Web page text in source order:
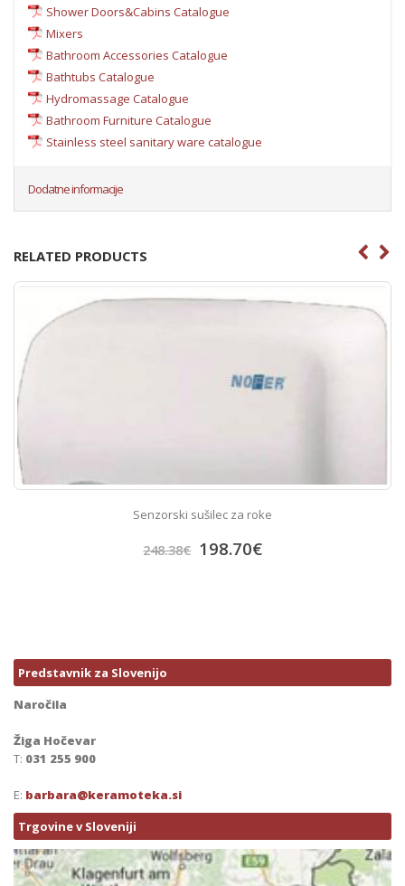
Shower Doors&Cabins Catalogue
Mixers
Bathroom Accessories Catalogue
Bathtubs Catalogue
Hydromassage Catalogue
Bathroom Furniture Catalogue
Stainless steel sanitary ware catalogue
Dodatne informacije
RELATED PRODUCTS
Senzorski sušilec za roke
248.38€ 198.70€
Predstavnik za Slovenijo
Naročila
Žiga Hočevar
T: 031 255 900
E: barbara@keramoteka.si
Trgovine v Sloveniji